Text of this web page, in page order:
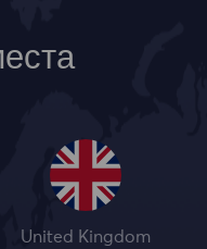
United Kingdom